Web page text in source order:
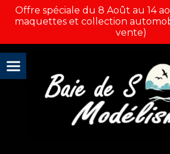
Offre spéciale du 8 Août au 14
maquettes et collection
vente)
Panneau de gestion des cookies